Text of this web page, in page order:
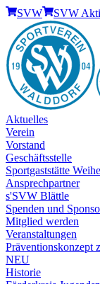
SVW SVW
Aktuelles
Verein
Vorstand
Geschäftsstelle
Sportgaststätte
Ansprechpartner
s'SVW Blättle
Spenden und
Mitglied werden
Veranstaltungen
Präventionskonzept
NEU
Historie